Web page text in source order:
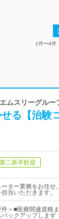
1
1件〜4件
ムスリーグル
る【治験
第二新卒歓迎
ター業務をお任
当いただきます。
＞■医療関連資格
ックアップします